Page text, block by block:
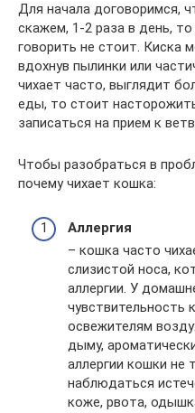
Для начала договоримся,
скажем, 1-2 раза в день,
говорить не стоит. Киска
вдохнув пылинки или
чихает часто, выглядит
еды, то стоит
записаться на прием к
Чтобы разобраться в
почему чихает кошка:
Аллергия
– кошка часто
слизистой носа,
аллергии. У
чувствительность
освежителям
дыму,
аллергии кошки не
наблюдаться
коже, рвота,